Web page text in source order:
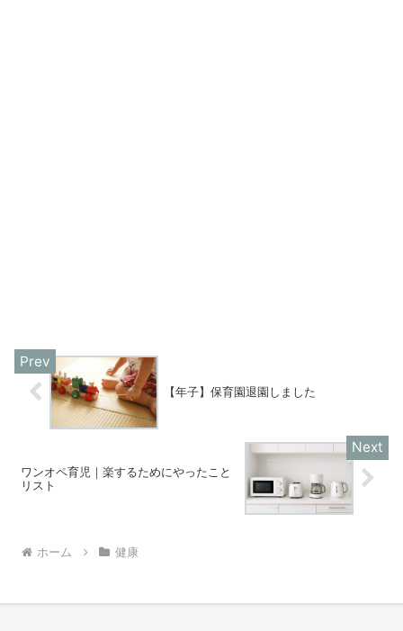
【年子】保育園退園しました
ワンオペ育児｜楽するためにやったこと
リスト
ホーム 健康